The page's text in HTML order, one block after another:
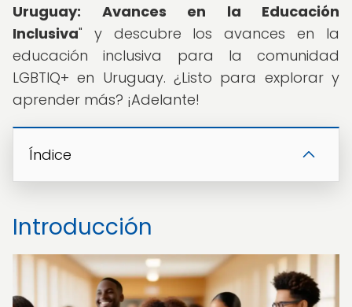
Uruguay: Avances en la Educación
Inclusiva" y descubre los avances en la
educación inclusiva para la comunidad
LGBTIQ+ en Uruguay. ¿Listo para explorar y
aprender más? ¡Adelante!
Índice
Introducción